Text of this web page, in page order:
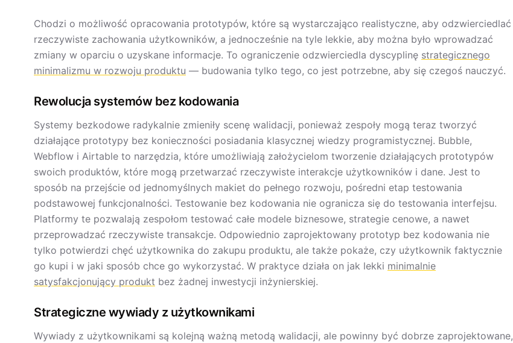
Chodzi o możliwość opracowania prototypów, które są wystarczająco realistyczne, aby odzwierciedlać
rzeczywiste zachowania użytkowników, a jednocześnie na tyle lekkie, aby można było wprowadzać
zmiany w oparciu o uzyskane informacje. To ograniczenie odzwierciedla dyscyplinę strategicznego
minimalizmu w rozwoju produktu — budowania tylko tego, co jest potrzebne, aby się czegoś nauczyć.
Rewolucja systemów bez kodowania
Systemy bezkodowe radykalnie zmieniły scenę walidacji, ponieważ zespoły mogą teraz tworzyć
działające prototypy bez konieczności posiadania klasycznej wiedzy programistycznej. Bubble,
Webflow i Airtable to narzędzia, które umożliwiają założycielom tworzenie działających prototypów
swoich produktów, które mogą przetwarzać rzeczywiste interakcje użytkowników i dane. Jest to
sposób na przejście od jednomyślnych makiet do pełnego rozwoju, pośredni etap testowania
podstawowej funkcjonalności. Testowanie bez kodowania nie ogranicza się do testowania interfejsu.
Platformy te pozwalają zespołom testować całe modele biznesowe, strategie cenowe, a nawet
przeprowadzać rzeczywiste transakcje. Odpowiednio zaprojektowany prototyp bez kodowania nie
tylko potwierdzi chęć użytkownika do zakupu produktu, ale także pokaże, czy użytkownik faktycznie
go kupi i w jaki sposób chce go wykorzystać. W praktyce działa on jak lekki minimalnie
satysfakcjonujący produkt bez żadnej inwestycji inżynierskiej.
Strategiczne wywiady z użytkownikami
Wywiady z użytkownikami są kolejną ważną metodą walidacji, ale powinny być dobrze zaprojektowane,